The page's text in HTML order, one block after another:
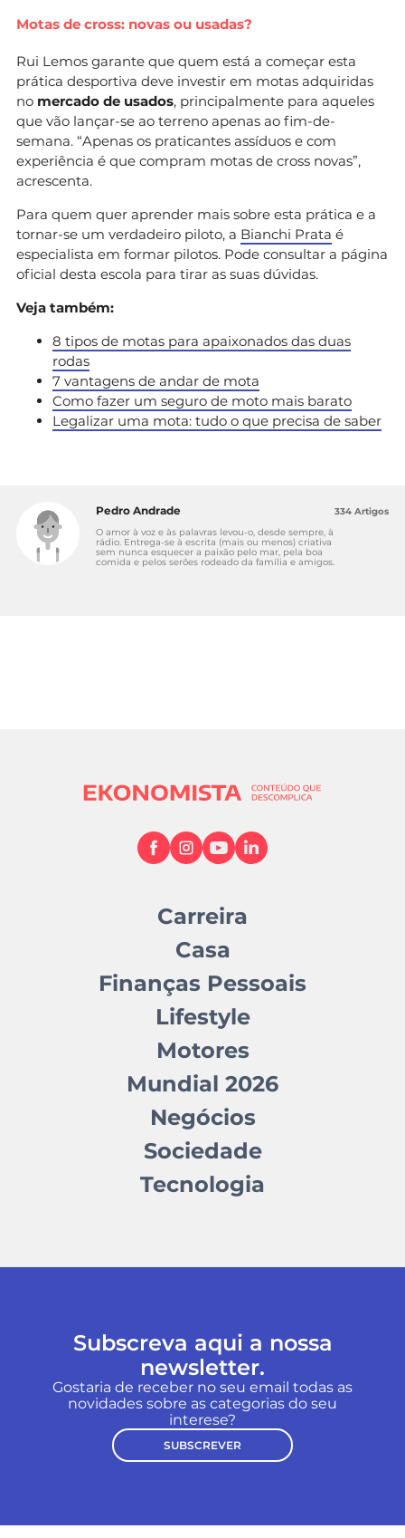
Motas de cross: novas ou usadas?
Rui Lemos garante que quem está a começar esta
prática desportiva deve investir em motas adquiridas
no mercado de usados, principalmente para aqueles
que vão lançar-se ao terreno apenas ao fim-de-
semana. “Apenas os praticantes assíduos e com
experiência é que compram motas de cross novas”,
acrescenta.
Para quem quer aprender mais sobre esta prática e a
tornar-se um verdadeiro piloto, a Bianchi Prata é
especialista em formar pilotos. Pode consultar a página
oficial desta escola para tirar as suas dúvidas.
Veja também:
8 tipos de motas para apaixonados das duas
rodas
7 vantagens de andar de mota
Como fazer um seguro de moto mais barato
Legalizar uma mota: tudo o que precisa de saber
Pedro Andrade
O amor à voz e às palavras levou-o, desde sempre, à
rádio. Entrega-se à escrita (mais ou menos) criativa
sem nunca esquecer a paixão pelo mar, pela boa
comida e pelos serões rodeado da família e amigos.
334 Artigos
Carreira
Casa
Finanças Pessoais
Lifestyle
Motores
Mundial 2026
Negócios
Sociedade
Tecnologia
Subscreva aqui a nossa
newsletter.
Gostaria de receber no seu email todas as
novidades sobre as categorias do seu
interese?
SUBSCREVER